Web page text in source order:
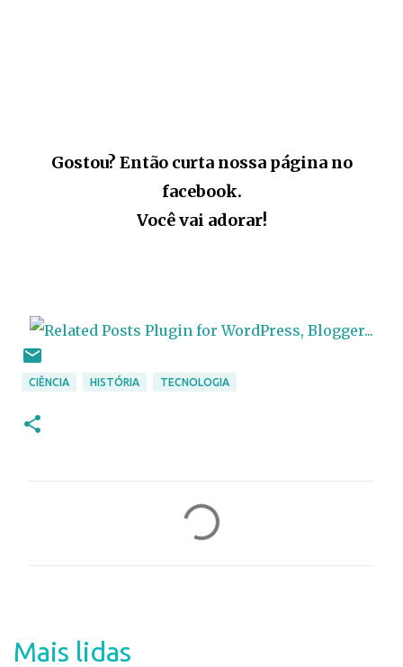
Gostou? Então curta nossa página no
facebook.
Você vai adorar!
CIÊNCIA HISTÓRIA TECNOLOGIA
á
Mais lidas